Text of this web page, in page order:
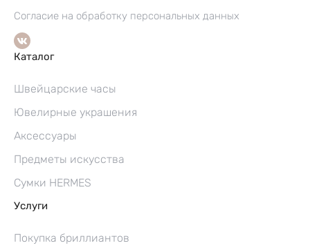
Согласие на обработку персональных данных
Каталог
Швейцарские часы
Ювелирные украшения
Аксессуары
Предметы искусства
Сумки HERMES
Услуги
Покупка бриллиантов